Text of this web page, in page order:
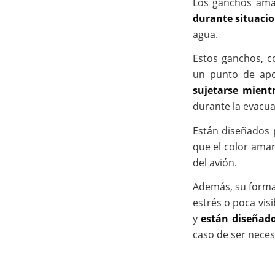
durante
agua.
Estos ganchos,
un punto de
sujetarse
durante la
Están
que el color
del avión.
Además, su
estrés o poca
yestán
caso de ser